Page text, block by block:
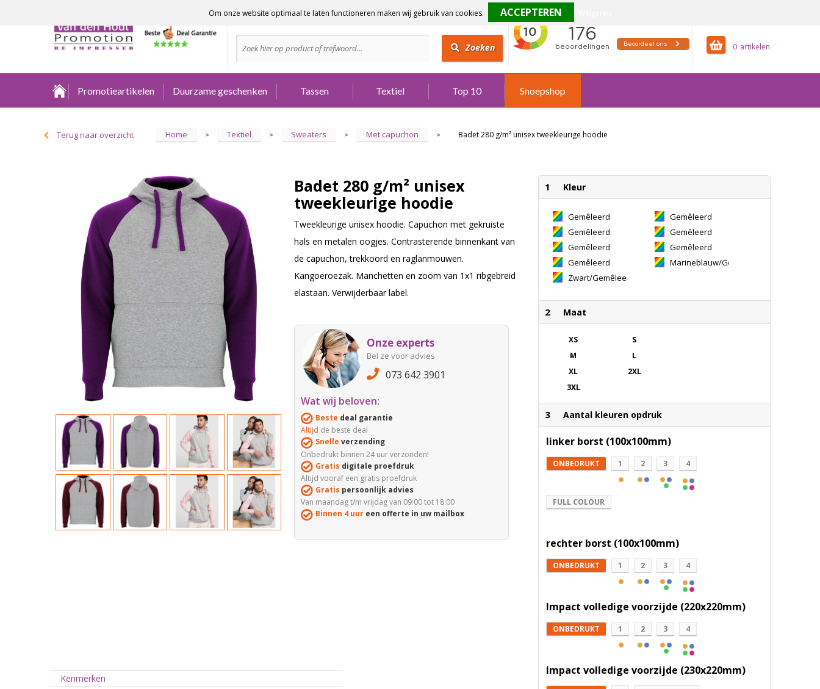
0
Advies nodig?
Zoeken
Promotieartikelen Duurzame geschenken Tassen Textiel Top 10 Snoepshop
Terug naar overzicht Home > Textiel > Sweaters > Met capuchon > Badet 280 g/m² unisex tweekleurige hoodie
Badet 280 g/m² unisex
tweekleurige hoodie
Tweekleurige unisex hoodie. Capuchon met gekruiste
hals en metalen oogjes. Contrasterende binnenkant van
de capuchon, trekkoord en raglanmouwen.
Kangoeroezak. Manchetten en zoom van 1x1 ribgebreid
elastaan. Verwijderbaar label.
Onze experts
Bel ze voor advies
073 642 3901
Wat wij beloven:
Beste deal garantie
Altijd de beste deal
Snelle verzending
Onbedrukt binnen 24 uur verzonden!
Gratis digitale proefdruk
Altijd vooraf een gratis proefdruk
Gratis persoonlijk advies
Van maandag t/m vrijdag van 09:00 tot 18:00
Binnen 4 uureen offerte in uw mailbox
1 Kleur
Gemêleerd
Grijs/Flessengroen
Gemêleerd
Grijs/Granaat
Gemêleerd
Grijs/Koningsblauw
Gemêleerd
Grijs/Lichtroze
Gemêleerd
Grijs/Paars
Gemêleerd
Grijs/Rood
Gemêleerd
Grijs/Zwart
Marineblauw/Gemêleerd
Zwart/Gemêleerd
2 Maat
XS
S
M
L
XL
2XL
3XL
3 Aantal kleuren opdruk
linker borst (100x100mm)
ONBEDRUKT 1 2 3 4
FULL COLOUR
rechter borst (100x100mm)
ONBEDRUKT 1 2 3 4
Impact volledige voorzijde (220x220mm)
ONBEDRUKT 1 2 3 4
Impact volledige voorzijde (230x220mm)
Kenmerken
Om onze website optimaal te laten functioneren maken wij gebruik van cookies.